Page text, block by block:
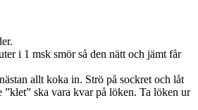
i 1 msk smör så den nätt och jämt får
allt koka in. Strö på sockret och låt
”klet” ska vara kvar på löken. Ta löken ur